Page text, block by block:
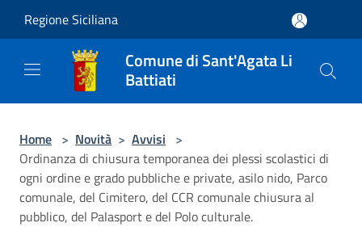
Regione Siciliana
Comune di Sant'Agata Li
Battiati
Home > Novità > Avvisi >
Ordinanza di chiusura temporanea dei plessi scolastici di
ogni ordine e grado pubbliche e private, asilo nido, Parco
comunale, del Cimitero, del CCR comunale chiusura al
pubblico, del Palasport e del Polo culturale.